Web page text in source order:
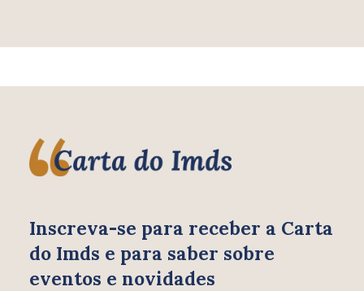
Inscreva-se para receber a Carta
do Imds e para saber sobre
eventos e novidades